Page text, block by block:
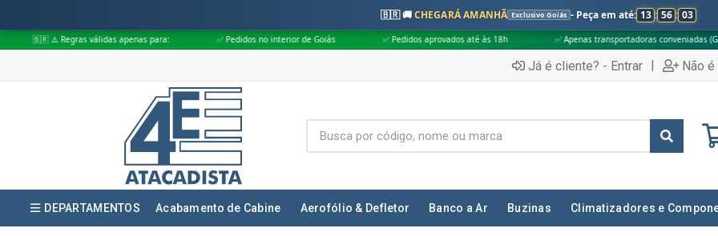
🇧🇷 🚚CHEGARÁ AMANHÃ Exclusivo Goiás - Peça em até: 13 : 56 : 02
válidas apenas para: ✅ Pedidos no interior de Goiás ✅ Pedidos aprovados até às 18h ✅ Apenas transportadoras conveniadas (Grupo G5)
Já é cliente? - Entrar | Não
DEPARTAMENTOS Acabamento de Cabine Aerofólio & Defletor Banco a Ar Buzinas Climatizadores e